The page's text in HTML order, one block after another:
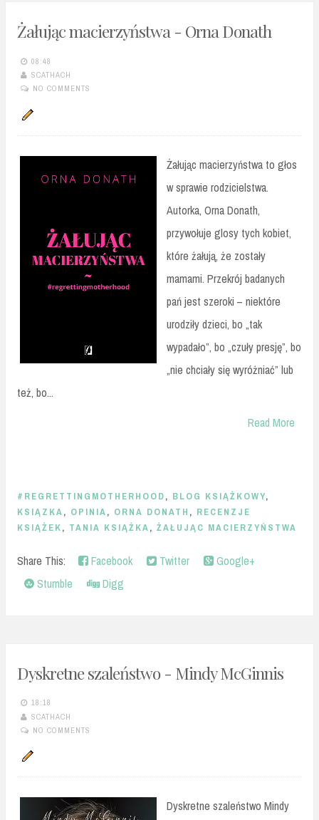
Żałując macierzyństwa - Orna Donath
08:48
SCATHACH
NO COMMENTS
Żałując macierzyństwa to głos
w sprawie rodzicielstwa.
Autorka, Orna Donath,
przywołuje glosy tych kobiet,
które żałują, że zostały
mamami. Przekrój badanych
pań jest szeroki – niektóre
urodziły dzieci, bo „tak
wypadało”, bo „czuły presję”, bo
„nie chciały się wyróżniać” lub
też, bo...
Read More
#REGRETTINGMOTHERHOOD, BLOG KSIĄŻKOWY,
KSIĄZKA, OPINIA, ORNA DONATH , RECENZJE
KSIĄŻEK, TANIA KSIĄŻKA, ŻAŁUJĄC MACIERZYŃSTWA
Share This: Facebook Twitter
Google+
Stumble
Digg
Dyskretne szaleństwo - Mindy McGinnis
18:18
SCATHACH
NO COMMENTS
Dyskretne szaleństwo Mindy